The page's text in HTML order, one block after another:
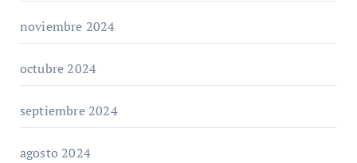
noviembre 2024
octubre 2024
septiembre 2024
agosto 2024